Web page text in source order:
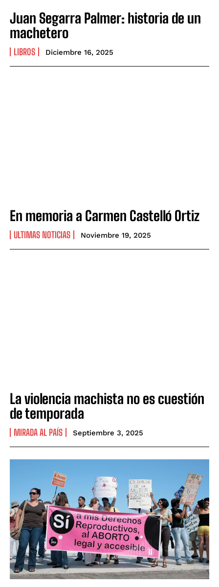
Juan Segarra Palmer: historia de un
machetero
LIBROS Diciembre 16, 2025
En memoria a Carmen Castelló Ortiz
ULTIMAS NOTICIAS Noviembre 19, 2025
La violencia machista no es cuestión
de temporada
MIRADA AL PAÍS Septiembre 3, 2025